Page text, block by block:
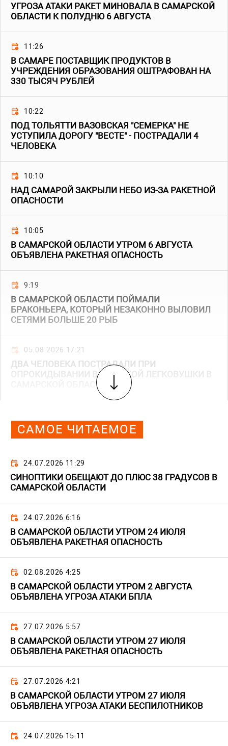
УГРОЗА АТАКИ РАКЕТ МИНОВАЛА В САМАРСКОЙ
ОБЛАСТИ К ПОЛУДНЮ 6 АВГУСТА
11:26
В САМАРЕ ПОСТАВЩИК ПРОДУКТОВ В
УЧРЕЖДЕНИЯ ОБРАЗОВАНИЯ ОШТРАФОВАН НА
330 ТЫСЯЧ РУБЛЕЙ
10:22
ПОД ТОЛЬЯТТИ ВАЗОВСКАЯ "СЕМЕРКА" НЕ
УСТУПИЛА ДОРОГУ "ВЕСТЕ" - ПОСТРАДАЛИ 4
ЧЕЛОВЕКА
10:10
НАД САМАРОЙ ЗАКРЫЛИ НЕБО ИЗ-ЗА РАКЕТНОЙ
ОПАСНОСТИ
10:05
В САМАРСКОЙ ОБЛАСТИ УТРОМ 6 АВГУСТА
ОБЪЯВЛЕНА РАКЕТНАЯ ОПАСНОСТЬ
9:19
В САМАРСКОЙ ОБЛАСТИ ПОЙМАЛИ
БРАКОНЬЕРА, КОТОРЫЙ НЕЗАКОННО ВЫЛОВИЛ
СЕТЯМИ БОЛЬШЕ 20 РЫБ
05.08.2026 17:21
ДВА ЧЕЛОВЕКА ПОСТРАДАЛИ ПРИ
ОПРОКИДЫВАНИИ ВАЗОВСКОЙ ЛЕГКОВУШКИ В
САМАРСКОЙ ОБЛАСТИ
САМОЕ ЧИТАЕМОЕ
24.07.2026 11:29
СИНОПТИКИ ОБЕЩАЮТ ДО ПЛЮС 38 ГРАДУСОВ В
САМАРСКОЙ ОБЛАСТИ
24.07.2026 6:16
В САМАРСКОЙ ОБЛАСТИ УТРОМ 24 ИЮЛЯ
ОБЪЯВЛЕНА РАКЕТНАЯ ОПАСНОСТЬ
02.08.2026 4:25
В САМАРСКОЙ ОБЛАСТИ УТРОМ 2 АВГУСТА
ОБЪЯВЛЕНА УГРОЗА АТАКИ БПЛА
27.07.2026 5:57
В САМАРСКОЙ ОБЛАСТИ УТРОМ 27 ИЮЛЯ
ОБЪЯВЛЕНА РАКЕТНАЯ ОПАСНОСТЬ
27.07.2026 4:21
В САМАРСКОЙ ОБЛАСТИ УТРОМ 27 ИЮЛЯ
ОБЪЯВЛЕНА УГРОЗА АТАКИ БЕСПИЛОТНИКОВ
24.07.2026 15:11